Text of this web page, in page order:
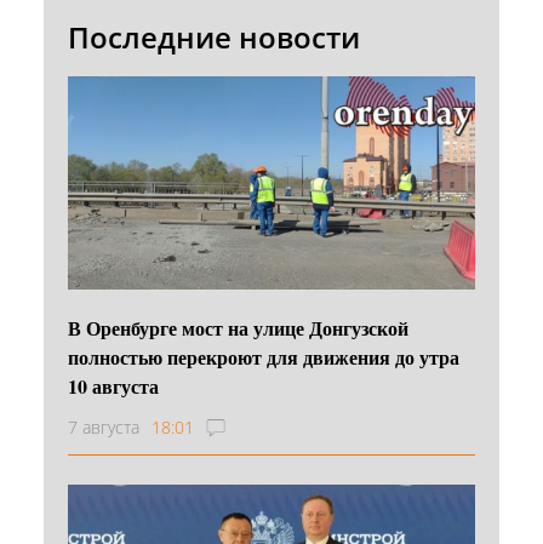
Последние новости
В Оренбурге мост на улице Донгузской
полностью перекроют для движения до утра
10 августа
7 августа 18:01